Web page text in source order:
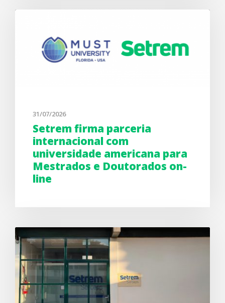
31/07/2026
Setrem firma parceria
internacional com
universidade americana para
Mestrados e Doutorados on-
line